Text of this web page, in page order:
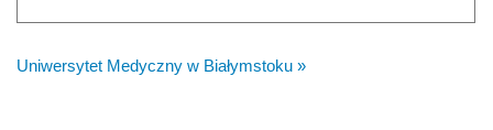
Uniwersytet Medyczny w Białymstoku »